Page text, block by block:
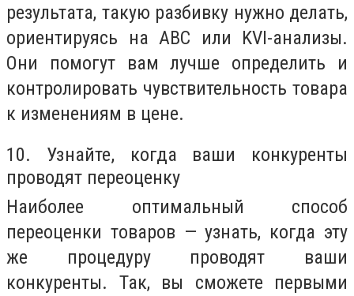
результата, такую разбивку нужно делать,
ориентируясь на ABC или KVI-анализы.
Они помогут вам лучше определить и
контролировать чувствительность товара
к изменениям в цене.
10. Узнайте, когда ваши конкуренты
проводят переоценку
Наиболее оптимальный способ
переоценки товаров — узнать, когда эту
же процедуру проводят ваши
конкуренты. Так, вы сможете первыми